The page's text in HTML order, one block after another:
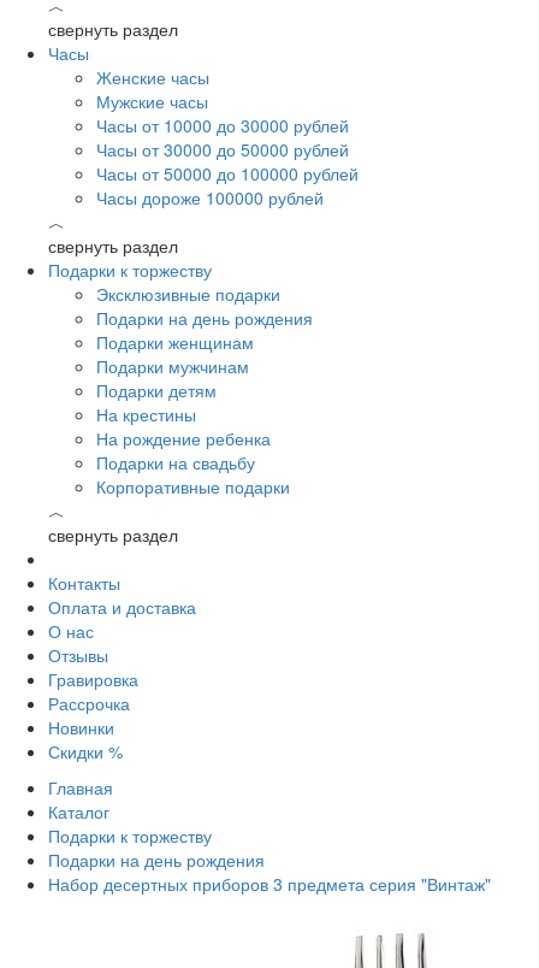
︿
свернуть раздел
Часы
Женские часы
Мужские часы
Часы от 10000 до 30000 рублей
Часы от 30000 до 50000 рублей
Часы от 50000 до 100000 рублей
Часы дороже 100000 рублей
︿
свернуть раздел
Подарки к торжеству
Эксклюзивные подарки
Подарки на день рождения
Подарки женщинам
Подарки мужчинам
Подарки детям
На крестины
На рождение ребенка
Подарки на свадьбу
Корпоративные подарки
︿
свернуть раздел
Контакты
Оплата и доставка
О нас
Отзывы
Гравировка
Рассрочка
Новинки
Скидки %
Главная
Каталог
Подарки к торжеству
Подарки на день рождения
Набор десертных приборов 3 предмета серия "Винтаж"